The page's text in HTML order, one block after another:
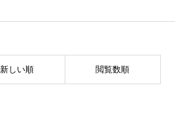
新しい順 閲覧数順